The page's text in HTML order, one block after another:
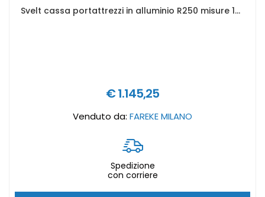
Svelt cassa portattrezzi in alluminio R250 misure 1022 x 525 x 520 mm
€ 1.145,25
Venduto da: FAREKE MILANO
Spedizione
con corriere